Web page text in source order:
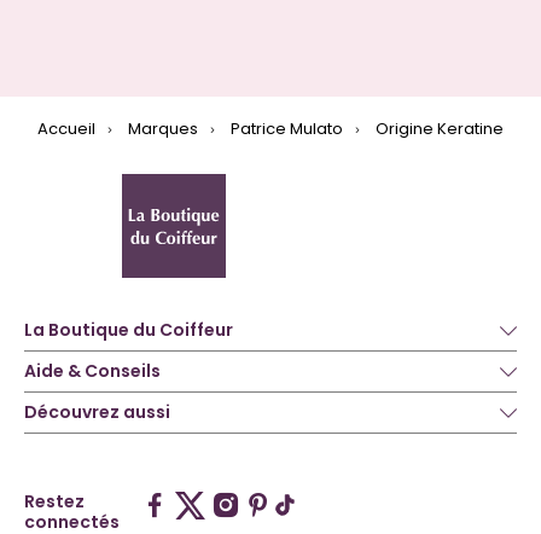
Accueil Marques Patrice Mulato Origine Keratine
La Boutique du Coiffeur
Aide & Conseils
Découvrez aussi
Restez
connectés